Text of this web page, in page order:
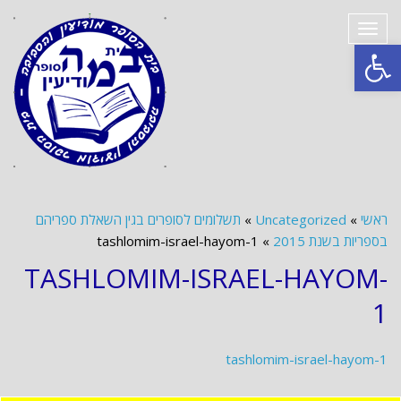
פתח סרגל נגישות
תפריט
ראשי »
Uncategorized
» תשלומים לסופרים בגין השאלת ספריהם
בספריות בשנת 2015
»
tashlomim-israel-hayom-1
TASHLOMIM-ISRAEL-HAYOM-
1
tashlomim-israel-hayom-1